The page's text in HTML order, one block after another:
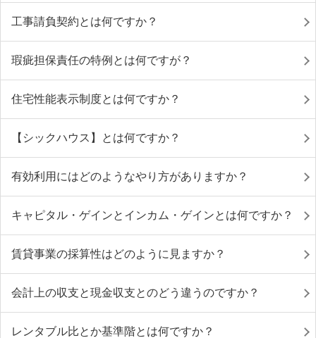
工事請負契約とは何ですか？
瑕疵担保責任の特例とは何ですが？
住宅性能表示制度とは何ですか？
【シックハウス】とは何ですか？
有効利用にはどのようなやり方がありますか？
キャピタル・ゲインとインカム・ゲインとは何ですか？
賃貸事業の採算性はどのように見ますか？
会計上の収支と現金収支とのどう違うのですか？
レンタブル比とか基準階とは何ですか？